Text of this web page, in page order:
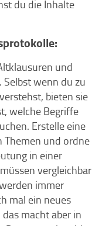
du die Inhalte
und
wenn du zu
bieten sie
welche Begriffe
Erstelle eine
Themen und ordne
in einer
vergleichbar
immer
mal ein neues
macht aber in